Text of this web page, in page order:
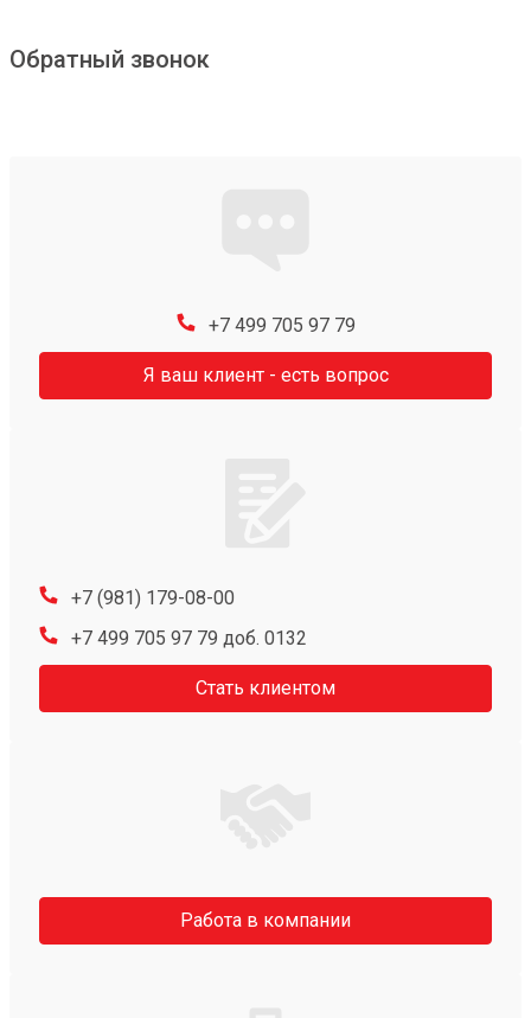
Обратный звонок
+7 499 705 97 79
Я ваш клиент - есть вопрос
+7 (981) 179-08-00
+7 499 705 97 79 доб. 0132
Стать клиентом
Работа в компании